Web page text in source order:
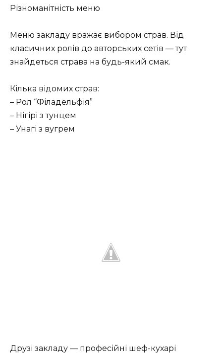
Різноманітність меню
Меню закладу вражає вибором страв. Від
класичних ролів до авторських сетів — тут
знайдеться страва на будь-який смак.
Кілька відомих страв:
– Рол “Філадельфія”
– Нігірі з тунцем
– Унагі з вугрем
Друзі закладу — професійні шеф-кухарі